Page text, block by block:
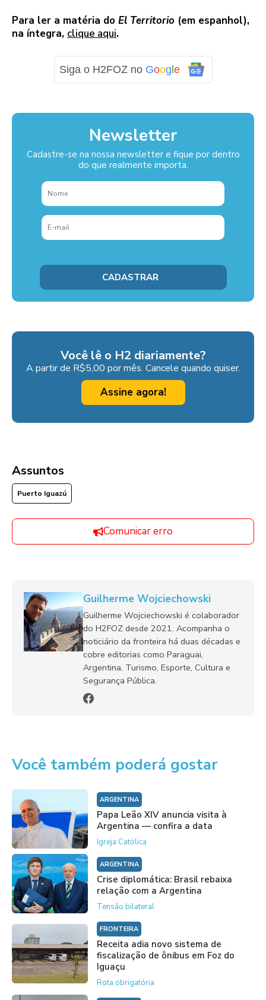
Para ler a matéria do El Territorio (em espanhol),
na íntegra, clique aqui.
Siga o H2FOZ no Google
Newsletter
Cadastre-se na nossa newsletter e fique por dentro
do que realmente importa.
Você lê o H2 diariamente?
A partir de R$5,00 por mês. Cancele quando quiser.
Assine agora!
Assuntos
Puerto Iguazú
Comunicar erro
Guilherme Wojciechowski
Guilherme Wojciechowski é colaborador
do H2FOZ desde 2021. Acompanha o
noticiário da fronteira há duas décadas e
cobre editorias como Paraguai,
Argentina, Turismo, Esporte, Cultura e
Segurança Pública.
Você também poderá gostar
ARGENTINA
Papa Leão XIV anuncia visita à
Argentina — confira a data
Igreja Católica
ARGENTINA
Crise diplomática: Brasil rebaixa
relação com a Argentina
Tensão bilateral
FRONTEIRA
Receita adia novo sistema de
fiscalização de ônibus em Foz do
Iguaçu
Rota obrigatória